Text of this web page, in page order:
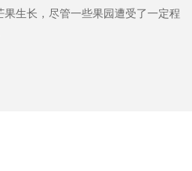
生长，尽管一些果园遭受了一定程